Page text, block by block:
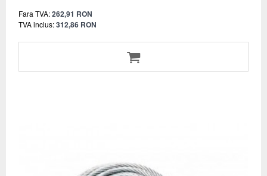
Fara TVA:262,91 RON
TVA inclus:312,86 RON